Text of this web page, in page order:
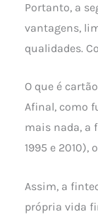
Portanto, a
vantagens,
qualidades.
O que é
Afinal, como
mais nada, a
1995 e 2010),
Assim, a
própria vida